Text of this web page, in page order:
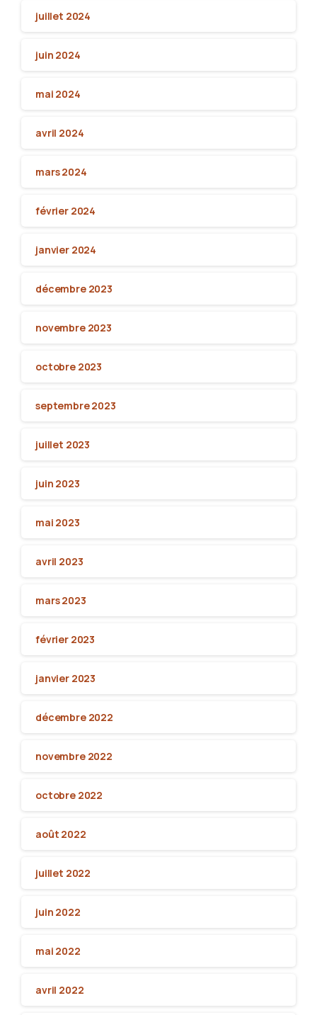
juillet 2024
juin 2024
mai 2024
avril 2024
mars 2024
février 2024
janvier 2024
décembre 2023
novembre 2023
octobre 2023
septembre 2023
juillet 2023
juin 2023
mai 2023
avril 2023
mars 2023
février 2023
janvier 2023
décembre 2022
novembre 2022
octobre 2022
août 2022
juillet 2022
juin 2022
mai 2022
avril 2022